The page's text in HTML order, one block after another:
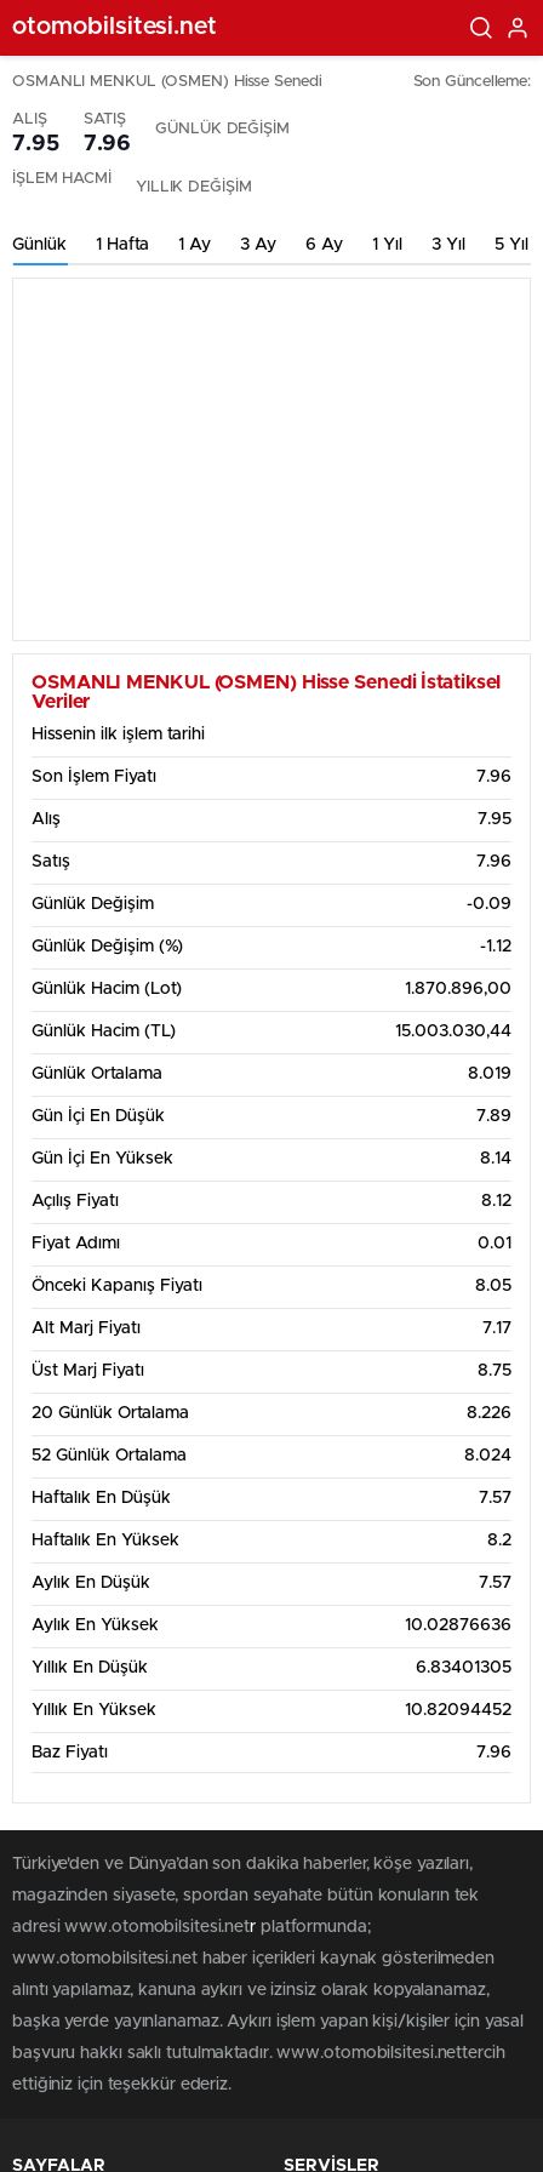
otomobilsitesi.net
OSMANLI MENKUL (OSMEN) Hisse Senedi Son Güncelleme:
ALIŞ
7.95
SATIŞ
7.96
GÜNLÜK DEĞİŞİM
İŞLEM HACMİ YILLIK DEĞİŞİM
Günlük 1 Hafta 1 Ay 3 Ay 6 Ay 1 Yıl 3 Yıl 5 Yıl
OSMANLI MENKUL (OSMEN) Hisse Senedi İstatiksel
Veriler
Hissenin ilk işlem tarihi
Son İşlem Fiyatı 7.96
Alış 7.95
Satış 7.96
Günlük Değişim -0.09
Günlük Değişim (%) -1.12
Günlük Hacim (Lot) 1.870.896,00
Günlük Hacim (TL) 15.003.030,44
Günlük Ortalama 8.019
Gün İçi En Düşük 7.89
Gün İçi En Yüksek 8.14
Açılış Fiyatı 8.12
Fiyat Adımı 0.01
Önceki Kapanış Fiyatı 8.05
Alt Marj Fiyatı 7.17
Üst Marj Fiyatı 8.75
20 Günlük Ortalama 8.226
52 Günlük Ortalama 8.024
Haftalık En Düşük 7.57
Haftalık En Yüksek 8.2
Aylık En Düşük 7.57
Aylık En Yüksek 10.02876636
Yıllık En Düşük 6.83401305
Yıllık En Yüksek 10.82094452
Baz Fiyatı 7.96
Türkiye'den ve Dünya’dan son dakika haberler, köşe yazıları,
magazinden siyasete, spordan seyahate bütün konuların tek
adresi www.otomobilsitesi.netr platformunda;
www.otomobilsitesi.net haber içerikleri kaynak gösterilmeden
alıntı yapılamaz, kanuna aykırı ve izinsiz olarak kopyalanamaz,
başka yerde yayınlanamaz. Aykırı işlem yapan kişi/kişiler için yasal
başvuru hakkı saklı tutulmaktadır. www.otomobilsitesi.nettercih
ettiğiniz için teşekkür ederiz.
SAYFALAR SERVİSLER